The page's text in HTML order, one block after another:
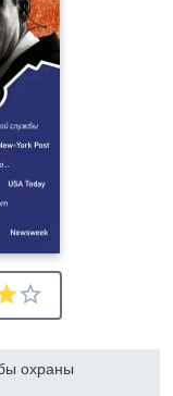
охраны